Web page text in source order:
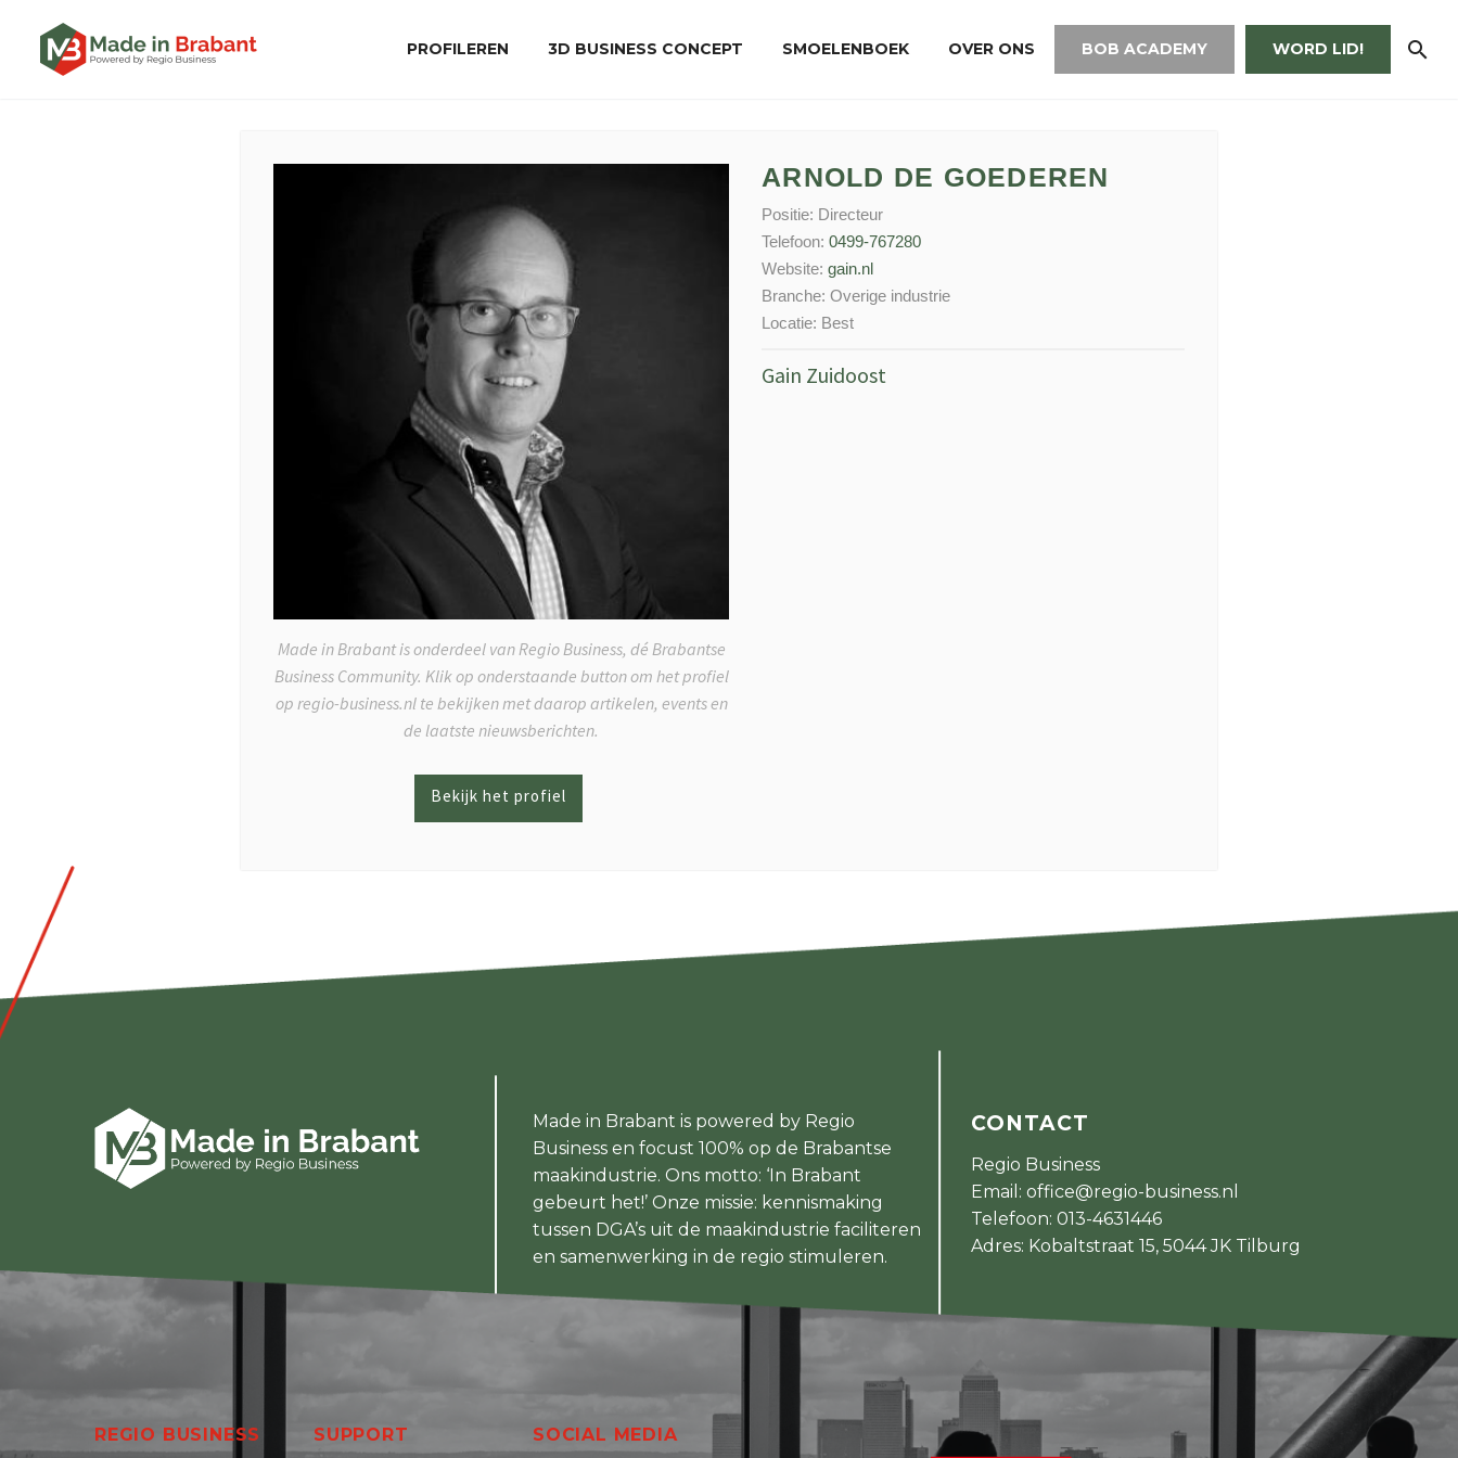
PROFILEREN 3D BUSINESS CONCEPT SMOELENBOEK OVER ONS BOB ACADEMY WORD LID!
Made in Brabant is onderdeel van Regio Business, dé Brabantse
Business Community. Klik op onderstaande button om het profiel
op regio-business.nl te bekijken met daarop artikelen, events en
de laatste nieuwsberichten.
ARNOLD DE GOEDEREN
Positie: Directeur
Telefoon: 0499-767280
Website: gain.nl
Branche: Overige industrie
Locatie: Best
Gain Zuidoost
Made in Brabant is powered by Regio
Business en focust 100% op de Brabantse
maakindustrie. Ons motto: ‘In Brabant
gebeurt het!’ Onze missie: kennismaking
tussen DGA’s uit de maakindustrie faciliteren
en samenwerking in de regio stimuleren.
CONTACT
Regio Business
Email: office@regio-business.nl
Telefoon: 013-4631446
Adres: Kobaltstraat 15, 5044 JK Tilburg
REGIO BUSINESS SUPPORT SOCIAL MEDIA